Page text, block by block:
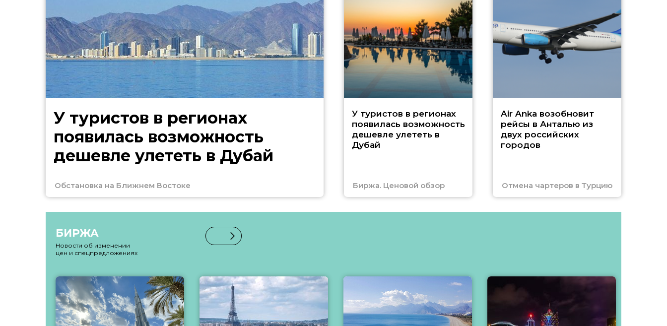
У туристов в регионах
появилась возможность
дешевле улететь в Дубай
Обстановка на Ближнем Востоке
У туристов в регионах
появилась возможность
дешевле улететь в
Дубай
Биржа. Ценовой обзор
Air Anka возобновит
рейсы в Анталью из
двух российских
городов
Отмена чартеров в Турцию
БИРЖА
Новости об изменении
цен и спецпредложениях